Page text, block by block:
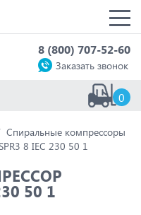
8 (800) 707-52-60
Заказать звонок
0
Спиральные компрессоры
8 IEC 230 50 1
50 1